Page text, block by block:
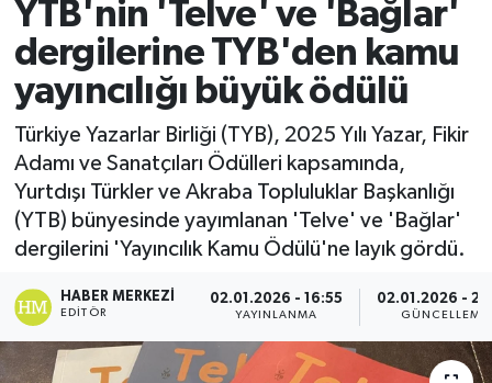
YTB'nin 'Telve' ve 'Bağlar'
dergilerine TYB'den kamu
yayıncılığı büyük ödülü
Türkiye Yazarlar Birliği (TYB), 2025 Yılı Yazar, Fikir
Adamı ve Sanatçıları Ödülleri kapsamında,
Yurtdışı Türkler ve Akraba Topluluklar Başkanlığı
(YTB) bünyesinde yayımlanan 'Telve' ve 'Bağlar'
dergilerini 'Yayıncılık Kamu Ödülü'ne layık gördü.
HABER MERKEZI
EDITÖR
02.01.2026 - 16:55
YAYINLANMA
02.01.2026 -
GÜNCELLEME
DIŞ HABER
Dünya
Eğitim
Ekonomi
Gündem
Süper Lig Puan Durumu ve Fikstür
Tüm Manşetler
Son Dakika Haberleri
Haber Arşivi